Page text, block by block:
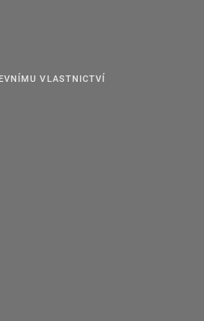
VLASTNICTVÍ